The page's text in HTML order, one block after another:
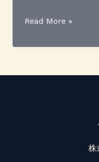
が
善
＜
客
Read More »
株